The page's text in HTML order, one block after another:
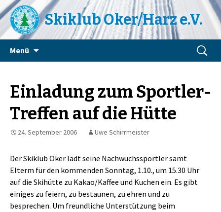
Skiklub Oker/Harz e.V.
Menü
Suchen
nach:
Einladung zum Sportler-
Treffen auf die Hütte
24. September 2006 Uwe Schirrmeister
Der Skiklub Oker lädt seine Nachwuchssportler samt
Elterm für den kommenden Sonntag, 1.10., um 15.30 Uhr
auf die Skihütte zu Kakao/Kaffee und Kuchen ein. Es gibt
einiges zu feiern, zu bestaunen, zu ehren und zu
besprechen. Um freundliche Unterstützung beim